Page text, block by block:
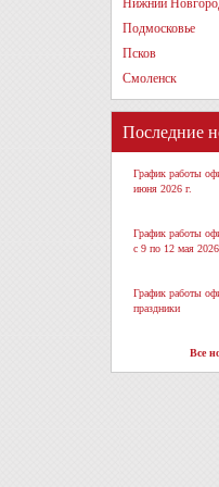
Нижний
Подмосковье
Псков
Смоленск
Последние
График работы
июня 2026 г.
График работы
с 9 по 12 мая 2026
График работы
праздники
Все